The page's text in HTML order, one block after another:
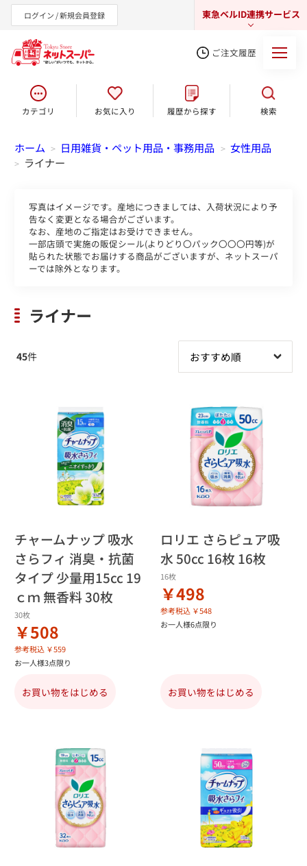
ログイン / 新規会員登録 東急ベルID連携サービス
東急オンラインショップ
ご注文履歴
カテゴリ お気に入り 履歴から探す 検索
ホーム > 日用雑貨・ペット用品・事務用品 > 女性用品
> ライナー
写真はイメージです。産地につきましては、入荷状況により予
告なく変更となる場合がございます。
なお、産地のご指定はお受けできません。
一部店頭で実施の販促シール(よりどり〇パック〇〇〇円等)が
貼られた状態でお届けする商品がございますが、ネットスーパ
ーでは除外となります。
ライナー
45件
チャームナップ 吸水
さらフィ 消臭・抗菌
タイプ 少量用15cc 19
ｃｍ 無香料 30枚
30枚
￥508
参考税込 ￥559
お一人様3点限り
お買い物をはじめる
ロリエ さらピュア吸
水 50cc 16枚 16枚
16枚
￥498
参考税込 ￥548
お一人様6点限り
お買い物をはじめる